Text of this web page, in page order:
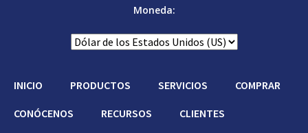
Moneda:
INICIO PRODUCTOS SERVICIOS COMPRAR
CONÓCENOS RECURSOS CLIENTES